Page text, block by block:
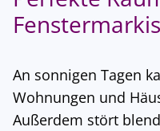
An sonnigen Tagen
Wohnungen und
Außerdem stört